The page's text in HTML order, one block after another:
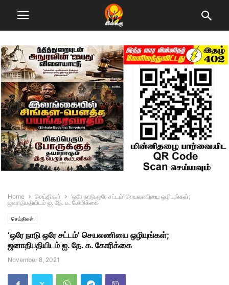
Home செய்திகள்
‘ஒரே நாடு ஒரே சட்டம்’ செயலணியை ஒழியுங்கள்;
ஜனாதிபதியிடம் ஐ. தே. க. கோரிக்கை
செய்திகள்
‘ஒரே நாடு ஒரே சட்டம்’ செயலணியை ஒழியுங்கள்;
ஜனாதிபதியிடம் ஐ. தே. க. கோரிக்கை
November 8, 2021